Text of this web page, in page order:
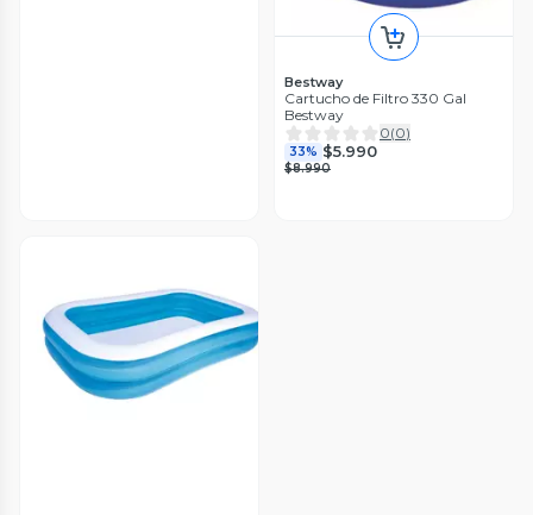
Bestway
Cartucho de Filtro 330 Gal
Bestway
0(0)
33% $5.990
$8.990